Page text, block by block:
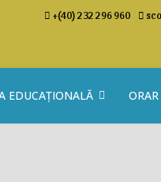
+(40) 232 296 960
EDUCAȚIONALĂ ORAR